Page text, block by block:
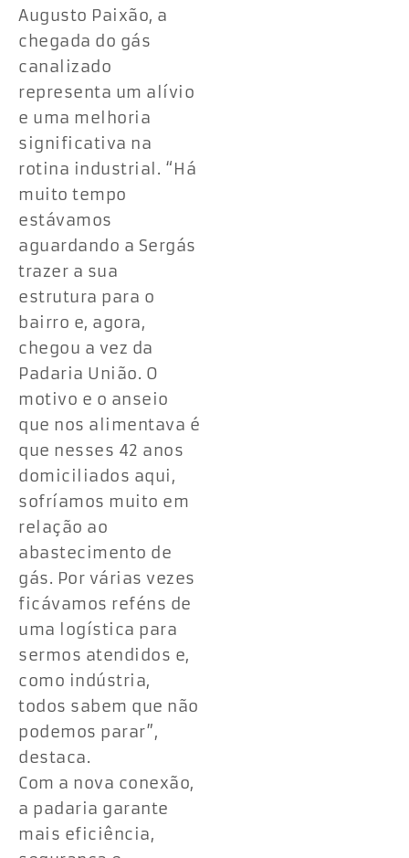
Augusto Paixão, a
chegada do gás
canalizado
representa um alívio
e uma melhoria
significativa na
rotina industrial. “Há
muito tempo
estávamos
aguardando a Sergás
trazer a sua
estrutura para o
bairro e, agora,
chegou a vez da
Padaria União. O
motivo e o anseio
que nos alimentava é
que nesses 42 anos
domiciliados aqui,
sofríamos muito em
relação ao
abastecimento de
gás. Por várias vezes
ficávamos reféns de
uma logística para
sermos atendidos e,
como indústria,
todos sabem que não
podemos parar”,
destaca.
Com a nova conexão,
a padaria garante
mais eficiência,